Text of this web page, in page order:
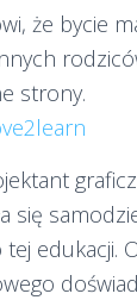
że bycie
strony.
się
tej edukacji.